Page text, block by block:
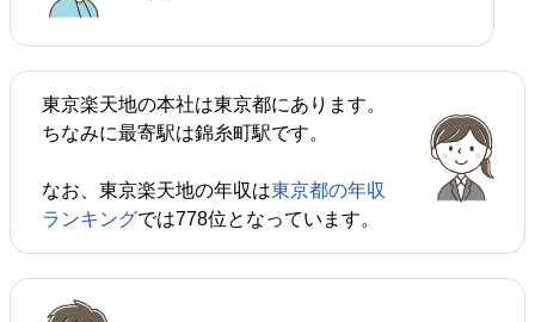
東京楽天地の本社は東京都にあります。
ちなみに最寄駅は錦糸町駅です。
なお、東京楽天地の年収は東京都の年収
ランキングでは778位となっています。